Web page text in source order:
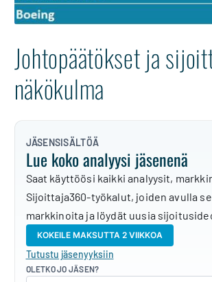
Johtopäätökset ja
näkökulma
JÄSENSISÄLTÖÄ
Lue koko analyysi jäsenenä
Saat käyttöösi kaikki analyysit,
Sijoittaja360-työkalut, joiden avulla
markkinoita ja löydät uusia
KOKEILE MAKSUTTA 2 VIIKKOA
Tutustu jäsenyyksiin
OLETKO JO JÄSEN?